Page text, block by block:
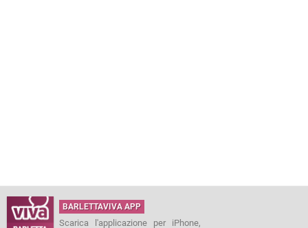
BARLETTAVIVA APP
Scarica l'applicazione per iPhone,